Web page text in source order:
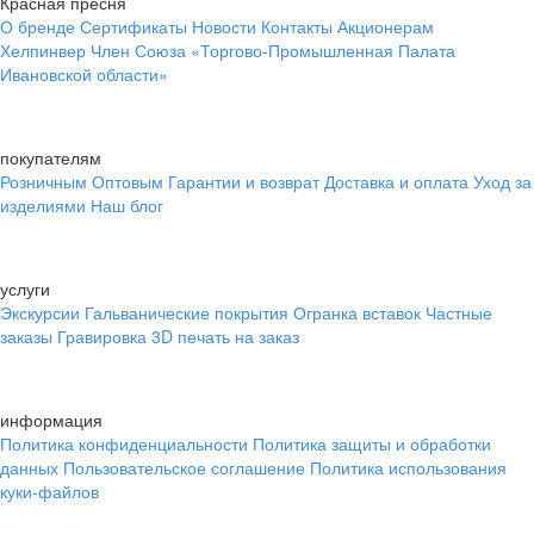
О бренде Сертификаты Новости Контакты Акционерам
Хелпинвер Член Союза «Торгово-Промышленная Палата
Ивановской области»
покупателям
Розничным Оптовым Гарантии и возврат Доставка и оплата Уход за
изделиями Наш блог
услуги
Экскурсии Гальванические покрытия Огранка вставок Частные
заказы Гравировка 3D печать на заказ
информация
Политика конфиденциальности Политика защиты и обработки
данных Пользовательское соглашение Политика использования
куки-файлов